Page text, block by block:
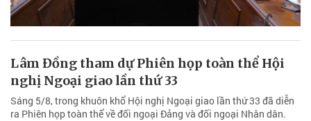
Lâm Đồng tham dự Phiên họp toàn thể Hội
nghị Ngoại giao lần thứ 33
Sáng 5/8, trong khuôn khổ Hội nghị Ngoại giao lần thứ 33 đã diễn
ra Phiên họp toàn thể về đối ngoại Đảng và đối ngoại Nhân dân.